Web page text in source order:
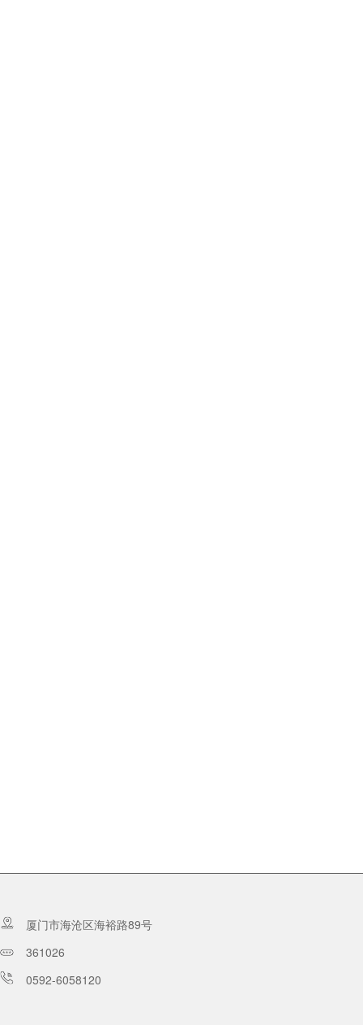
厦门市海沧区海裕路89号
361026
0592-6058120